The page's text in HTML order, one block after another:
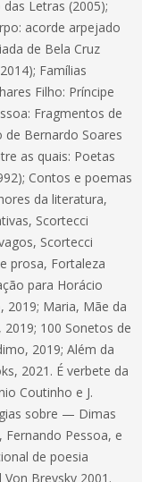
Letras (2005);
acorde arpejado
de Bela Cruz
Famílias
Filho: Príncipe
Fragmentos de
Bernardo Soares
as quais: Poetas
Contos e poemas
da literatura,
Scortecci
Scortecci
prosa, Fortaleza
para Horácio
2019; Maria, Mãe da
100 Sonetos de
2019; Além da
2021. É verbete da
Coutinho e J.
sobre — Dimas
Fernando Pessoa, e
de poesia
Breysky 2001.